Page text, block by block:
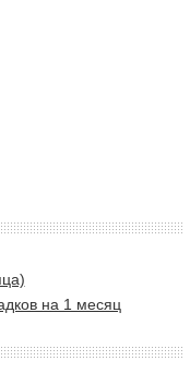
на 1 месяц